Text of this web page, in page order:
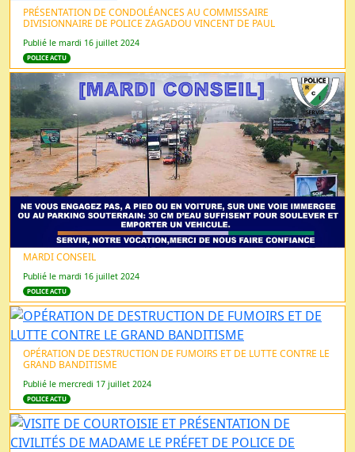
PRÉSENTATION DE CONDOLÉANCES AU COMMISSAIRE
DIVISIONNAIRE DE POLICE ZAGADOU VINCENT DE PAUL
Publié le mardi 16 juillet 2024
POLICE ACTU
MARDI CONSEIL
Publié le mardi 16 juillet 2024
POLICE ACTU
OPÉRATION DE DESTRUCTION DE FUMOIRS ET DE LUTTE CONTRE LE
GRAND BANDITISME
Publié le mercredi 17 juillet 2024
POLICE ACTU